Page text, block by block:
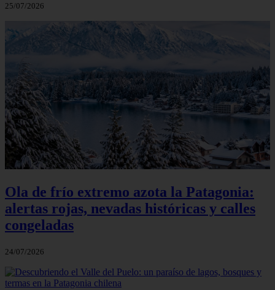
25/07/2026
Ola de frío extremo azota la Patagonia:
alertas rojas, nevadas históricas y calles
congeladas
24/07/2026